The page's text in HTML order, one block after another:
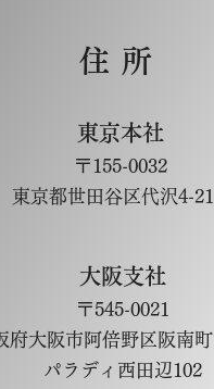
住所
東京本社
〒155-0032
東京都世田谷区代沢4-
大阪支社
〒545-0021
府大阪市阿倍野区阪南
パラディ西田辺102